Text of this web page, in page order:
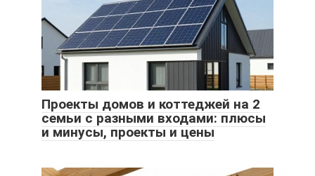
Проекты домов и коттеджей на 2
семьи с разными входами: плюсы
и минусы, проекты и цены